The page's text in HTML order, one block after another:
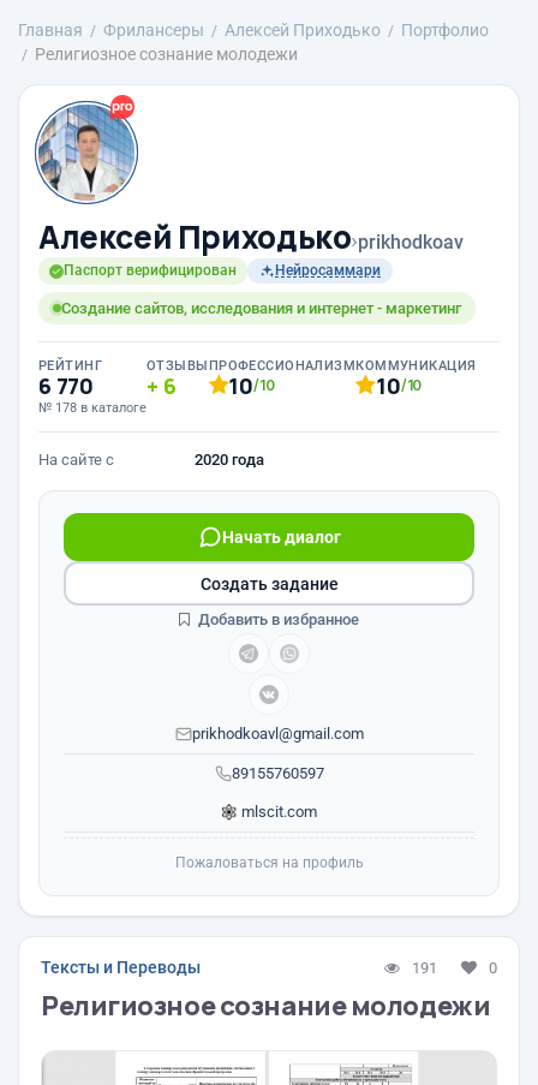
Главная Фрилансеры Алексей Приходько
Портфолио
Религиозное сознание молодежи
Алексей Приходько›prikhodkoav
Паспорт верифицирован Нейросаммари
Создание сайтов, исследования и интернет - маркетинг
РЕЙТИНГ
6 770
№ 178 в каталоге
ОТЗЫВЫ
6
ПРОФЕССИОНАЛИЗМ
10/10
КОММУНИКАЦИЯ
10/10
На сайте с 2020 года
89155760597
Начать диалог
prikhodkoavl@gmail.com
mlscit.com
Создать задание
Добавить в избранное
Пожаловаться на профиль
Тексты и Переводы 191 0
Религиозное сознание молодежи